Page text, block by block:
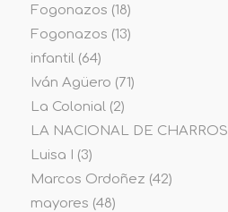
Fogonazos (18)
Fogonazos (13)
infantil(64)
Iván Agüero (71)
La Colonial(2)
LA NACIONAL DE CHARROS
Luisa I
(3)
Marcos Ordoñez (42)
mayores (48)